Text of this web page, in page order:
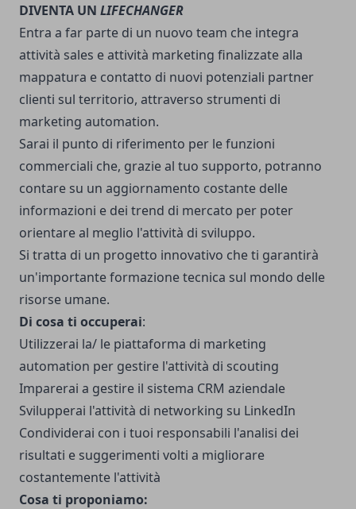
DIVENTA UN LIFECHANGER
Entra a far parte di un nuovo team che integra
attività sales e attività marketing finalizzate alla
mappatura e contatto di nuovi potenziali partner
clienti sul territorio, attraverso strumenti di
marketing automation.
Sarai il punto di riferimento per le funzioni
commerciali che, grazie al tuo supporto, potranno
contare su un aggiornamento costante delle
informazioni e dei trend di mercato per poter
orientare al meglio l'attività di sviluppo.
Si tratta di un progetto innovativo che ti garantirà
un'importante formazione tecnica sul mondo delle
risorse umane.
Di cosa ti occuperai:
Utilizzerai la/ le piattaforma di marketing
automation per gestire l'attività di scouting
Imparerai a gestire il sistema CRM aziendale
Svilupperai l'attività di networking su LinkedIn
Condividerai con i tuoi responsabili l'analisi dei
risultati e suggerimenti volti a migliorare
costantemente l'attività
Cosa ti proponiamo: